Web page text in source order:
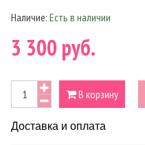
Наличие: Есть в наличии
3 300 руб.
В корзину
Доставка и оплата